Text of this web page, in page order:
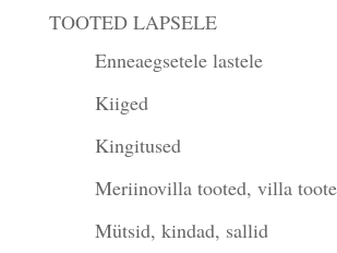
TOOTED LAPSELE
Enneaegsetele lastele
Kiiged
Kingitused
Meriinovilla tooted, villa
Mütsid, kindad, sallid